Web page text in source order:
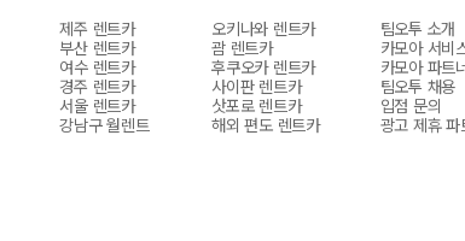
제주 렌트카
부산 렌트카
여수 렌트카
경주 렌트카
서울 렌트카
강남구 월렌트
오키나와 렌트카
괌 렌트카
후쿠오카 렌트카
사이판 렌트카
삿포로 렌트카
해외 편도 렌트카
팀오투 소개
카모아 서비
카모아 파트
팀오투 채용
입점 문의
광고 제휴 파